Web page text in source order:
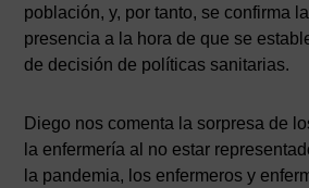
población, y, por tanto, se confirma
presencia a la hora de que se
de decisión de políticas sanitarias.
Diego nos comenta la sorpresa de
la enfermería al no estar
la pandemia, los enfermeros y